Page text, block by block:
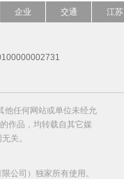
企业 交通 江苏
他任何网站或单位未经允
作品，均转载自其它媒
关。
公司）独家所有使用。